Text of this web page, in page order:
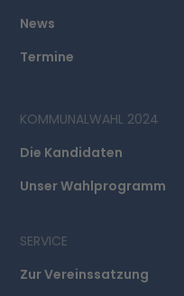
News
Termine
KOMMUNALWAHL 2024
Die Kandidaten
Unser Wahlprogramm
SERVICE
Zur Vereinssatzung